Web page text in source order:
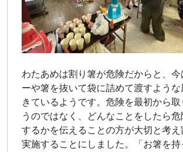
わたあめは割り箸が危険だからと、今
ーや箸を抜いて袋に詰めて渡すような
きているようです。危険を最初から取
うのではなく、どんなことをしたら
するかを伝えることの方が大切と考
実施することにしました。「お箸を持